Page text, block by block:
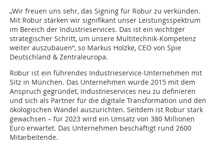
„Wir freuen uns sehr, das Signing für Robur zu verkünden.
Mit Robur stärken wir signifikant unser Leistungsspektrum
im Bereich der Industrieservices. Das ist ein wichtiger
strategischer Schritt, um unsere Multitechnik-Kompetenz
weiter auszubauen“, so Markus Holzke, CEO von Spie
Deutschland & Zentraleuropa.
Robur ist ein führendes Industrieservice-Unternehmen mit
Sitz in München. Das Unternehmen wurde 2015 mit dem
Anspruch gegründet, Industrieservices neu zu definieren
und sich als Partner für die digitale Transformation und den
ökologischen Wandel auszurichten. Seitdem ist Robur stark
gewachsen – für 2023 wird ein Umsatz von 380 Millionen
Euro erwartet. Das Unternehmen beschäftigt rund 2600
Mitarbeitende.